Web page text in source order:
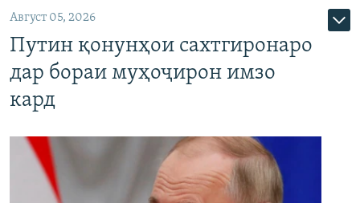
Август 05, 2026
Путин қонунҳои сахтгиронаро
дар бораи муҳоҷирон имзо
кард